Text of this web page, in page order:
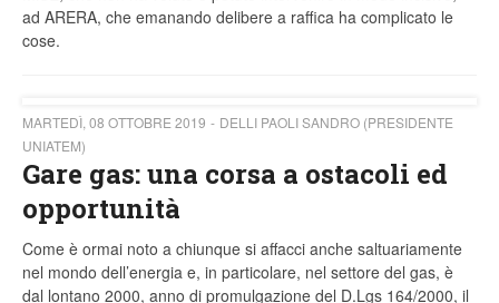
ad ARERA, che emanando delibere a raffica ha complicato le
cose.
MARTEDÌ, 08 OTTOBRE 2019
DELLI PAOLI SANDRO (PRESIDENTE
UNIATEM)
Gare gas: una corsa a ostacoli ed
opportunità
Come è ormai noto a chiunque si affacci anche saltuariamente
nel mondo dell’energia e, in particolare, nel settore del gas, è
dal lontano 2000, anno di promulgazione del D.Lgs 164/2000, il